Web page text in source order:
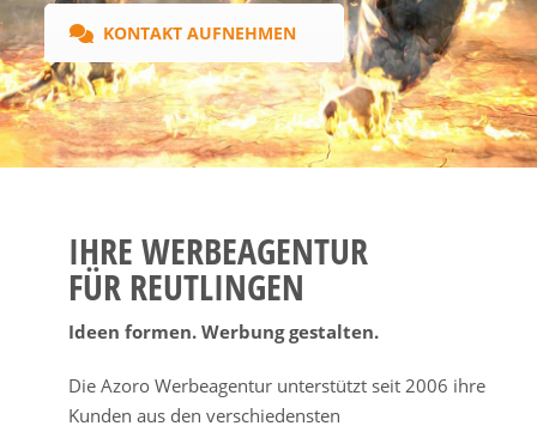
KONTAKT AUFNEHMEN
IHRE WERBEAGENTUR
FÜR REUTLINGEN
Ideen formen. Werbung gestalten.
Die Azoro Werbeagentur unterstützt seit 2006 ihre
Kunden aus den verschiedensten